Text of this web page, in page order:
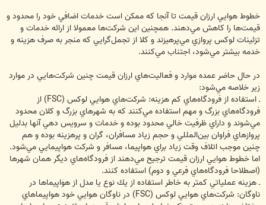
خطوط هوايي ارزان قيمت تا آنجا كه ممكن است خدمات اضافي خود را محدود و
قيمت‌ها را كاهش مي‌دهند. همچنين اين شركت‌ها معمولا از ارائه خدمات و
تزئينات لوكس پروازي مي‌پرهيزند و كلا از تجمل‌گرايي كه منجر به صرف هزينه و
خدمه بيشتر مي‌شود، اجتناب مي‌كنند.
در حال حاضر عمده موارد و فعاليت‌هاي ارزان قيمت چنين شركت‌هايي در موارد
زير خلاصه مي‌شود:
ـ استفاده از فرودگاه‌هاي كم هزينه: شركت‌هاي هوايي لوكس (FSC) از
فرودگاه‌هاي بزرگ و مهم استفاده مي‌كنند كه به شهرهاي بزرگ و كلان محدود
مي‌شوند و داراي ظرفيت خالي محدود بوده و خدمات و سرويس دهي آنها بدليل
پروازهاي فراوان بين‌المللي و حجم زياد مسافران، گران و پرهزينه بوده و هم
چنين موجب اتلاف وقت زياد براي هواپيما، مسافر و شركت هواپيمايي مي‌شود.
اما خطوط هوايي ارزان قيمت ترجيح مي‌دهند از فرودگاه‌هاي ديگر همان شهرها
(اصطلاحا فرودگاه‌هاي فرعي و دوم) استفاده كنند.
ـ هزينه عملياتي كمتر به خاطر استفاده از يك نوع يا مدل از هواپيماها در
ناوگان: شركت‌هاي هوايي لوكس (FSC) در ناوگان هوايي خود هواپيماهاي